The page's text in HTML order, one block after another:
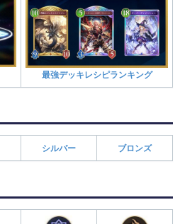
最強デッキレシピランキング
シルバー ブロンズ